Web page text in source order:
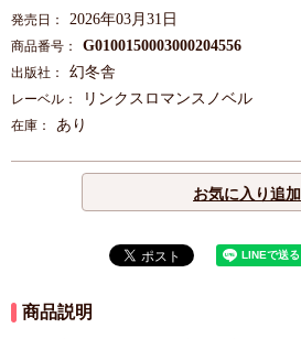
発売日： 2026年03月31日
商品番号： G0100150003000204556
出版社： 幻冬舎
レーベル： リンクスロマンスノベル
在庫： あり
お気に入り追加
商品説明